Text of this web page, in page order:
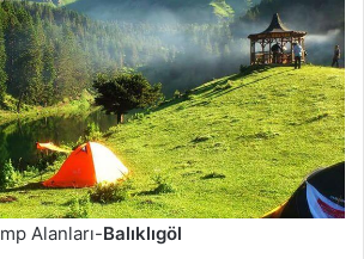
Alanları-Balıklıgöl